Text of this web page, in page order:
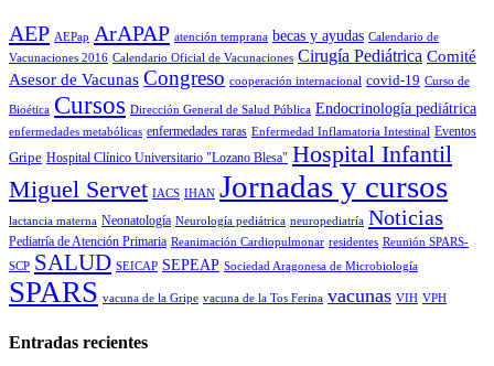
AEP AEPap ArAPAP atención temprana becas y ayudas Calendario de
Vacunaciones 2016 Calendario Oficial de Vacunaciones Cirugía Pediátrica Comité
Asesor de Vacunas Congreso cooperación internacional covid-19 Curso de
Bioética Cursos Dirección General de Salud Pública Endocrinología pediátrica
enfermedades metabólicas enfermedades raras Enfermedad Inflamatoria Intestinal Eventos
Gripe Hospital Clínico Universitario "Lozano Blesa" Hospital Infantil
Miguel Servet IACS IHAN Jornadas y cursos
lactancia materna Neonatología Neurología pediátrica neuropediatría Noticias
Pediatría de Atención Primaria Reanimación Cardiopulmonar residentes Reunión SPARS-
SCP SALUD SEICAP SEPEAP Sociedad Aragonesa de Microbiología
SPARS vacuna de la Gripe vacuna de la Tos Ferina vacunas VIH VPH
Entradas recientes